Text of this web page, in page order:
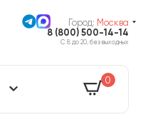
Город: Москва
8 (800) 500-14-14
С 8 до 20, без выходных
0